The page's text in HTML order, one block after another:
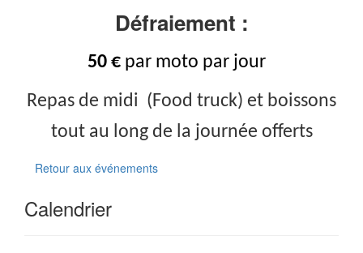
Défraiement :
50 € par moto par jour
Repas de midi (Food truck) et boissons
tout au long de la journée offerts
Retour aux événements
Calendrier